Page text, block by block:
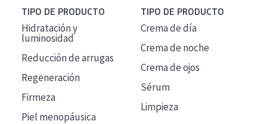
TIPO DE PRODUCTO
Hidratación y
luminosidad
Reducción de arrugas
Regeneración
Firmeza
Piel menopáusica
TIPO DE PRODUCTO
Crema de día
Crema de noche
Crema de ojos
Sérum
Limpieza